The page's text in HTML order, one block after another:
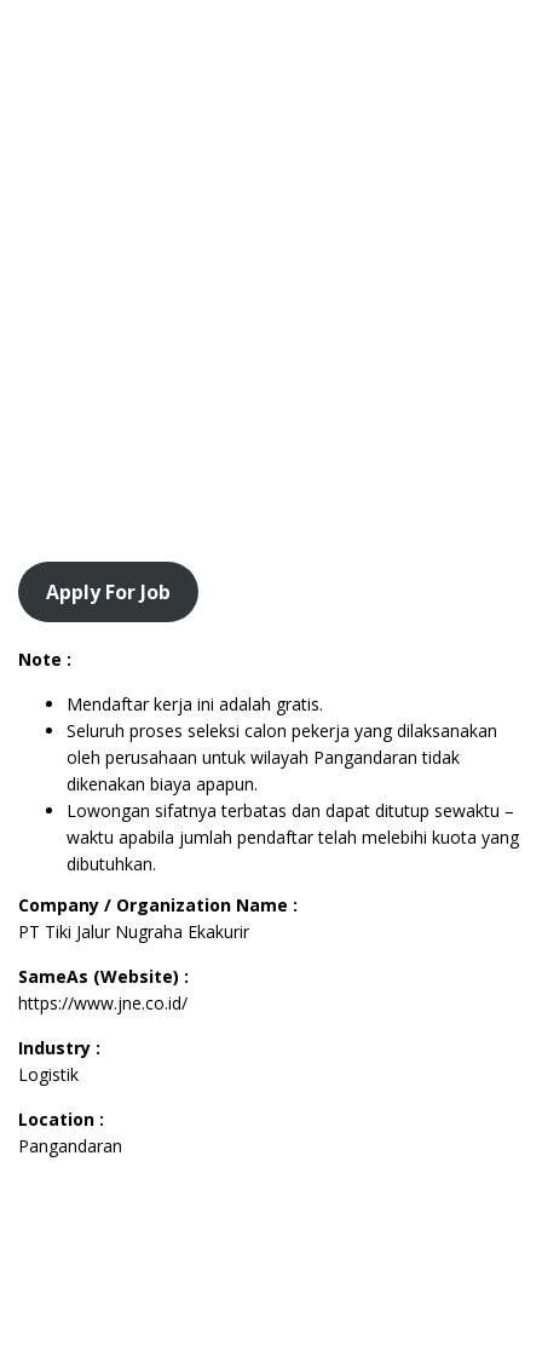
Apply For Job
Note :
Mendaftar kerja ini adalah gratis.
Seluruh proses seleksi calon pekerja yang dilaksanakan
oleh perusahaan untuk wilayah Pangandaran tidak
dikenakan biaya apapun.
Lowongan sifatnya terbatas dan dapat ditutup sewaktu –
waktu apabila jumlah pendaftar telah melebihi kuota yang
dibutuhkan.
Company / Organization Name :
PT Tiki Jalur Nugraha Ekakurir
SameAs (Website) :
https://www.jne.co.id/
Industry :
Logistik
Location :
Pangandaran